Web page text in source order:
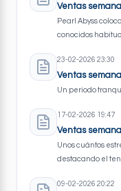
Ventas
Pearl Abyss
conocidos
23-02-2026 23:30
Ventas
Un periodo
17-02-2026 19:47
Ventas
Unos cuántos
destacando el
09-02-2026 20:22